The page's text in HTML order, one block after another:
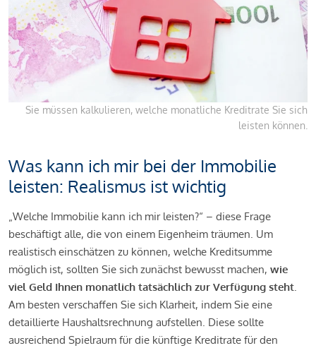
Sie müssen kalkulieren, welche monatliche Kreditrate Sie sich
leisten können.
Was kann ich mir bei der Immobilie
leisten: Realismus ist wichtig
„Welche Immobilie kann ich mir leisten?“ – diese Frage
beschäftigt alle, die von einem Eigenheim träumen. Um
realistisch einschätzen zu können, welche Kreditsumme
möglich ist, sollten Sie sich zunächst bewusst machen, wie
viel Geld Ihnen monatlich tatsächlich zur Verfügung steht.
Am besten verschaffen Sie sich Klarheit, indem Sie eine
detaillierte Haushaltsrechnung aufstellen. Diese sollte
ausreichend Spielraum für die künftige Kreditrate für den